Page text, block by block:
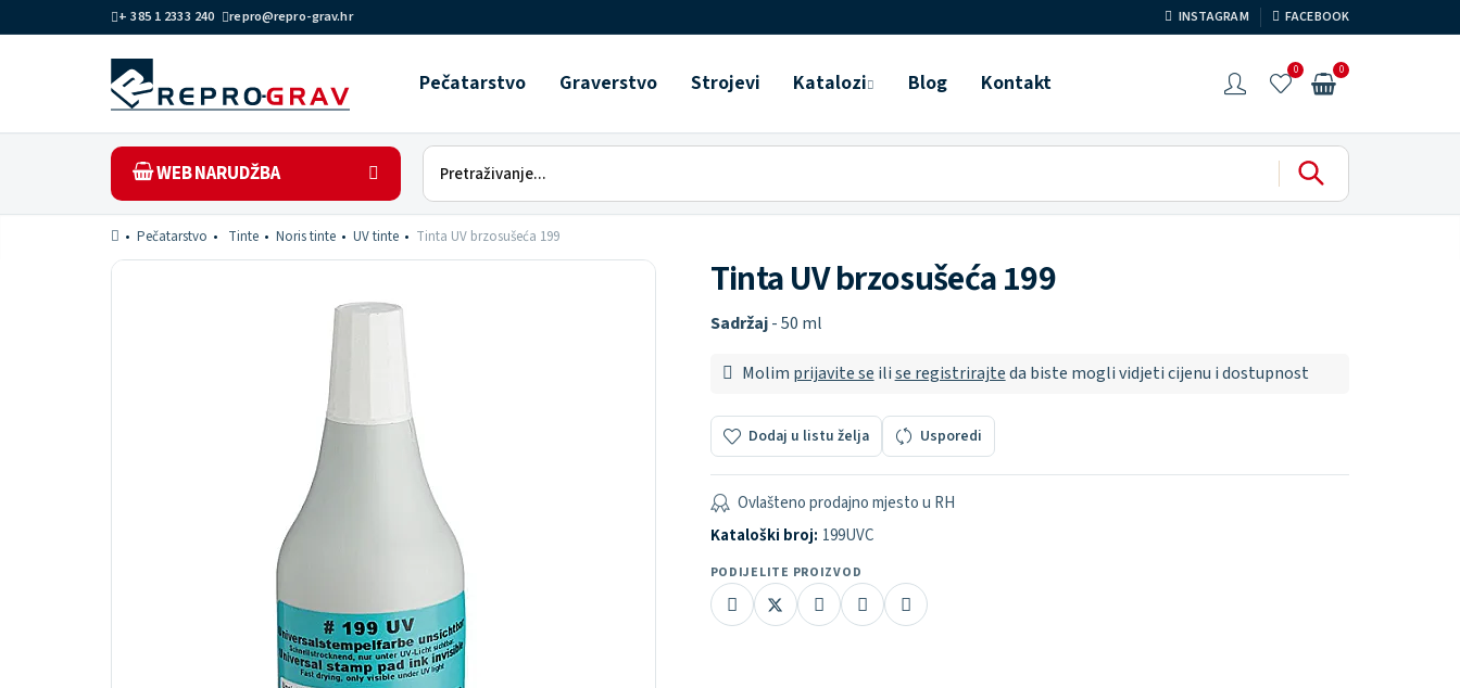
+ 385 1 2333 240 repro@repro-grav.hr INSTAGRAM FACEBOOK
Pečatarstvo Graverstvo Strojevi Katalozi Blog Kontakt 0 0
WEB NARUDŽBA
Pečatarstvo Tinte Noris tinte UV tinte Tinta UV brzosušeća 199
Tinta UV brzosušeća 199
Sadržaj- 50 ml
Molim prijavite se ilise registrirajteda biste mogli vidjeti cijenu i dostupnost
Dodaj u listu želja Usporedi
Ovlašteno prodajno mjesto u RH
Kataloški broj: 199UVC
PODIJELITE PROIZVOD